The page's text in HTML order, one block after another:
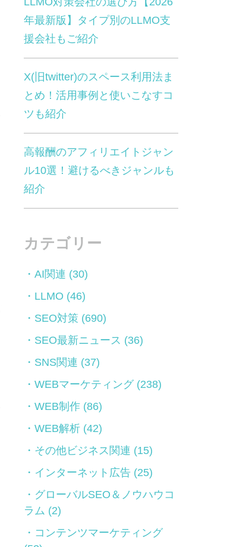
年最新版】タイプ別のLLMO支
援会社もご紹介
X(旧twitter)のスペース利用法ま
とめ！活用事例と使いこなすコ
ツも紹介
高報酬のアフィリエイトジャン
ル10選！避けるべきジャンルも
紹介
カテゴリー
AI関連 (30)
LLMO (46)
SEO対策 (690)
SEO最新ニュース (36)
SNS関連 (37)
WEBマーケティング(238)
WEB制作 (86)
WEB解析 (42)
その他ビジネス関連 (15)
インターネット広告 (25)
グローバルSEO＆ノウハウコ
ラム (2)
コンテンツマーケティング